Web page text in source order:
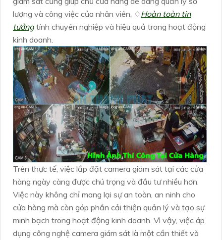
lượng và công việc của nhân viên, ♢Hoàn toàn tin
tưởngtính chuyên nghiệp và hiệu quả trong hoạt động
kinh doanh.
Trên thực tế, việc lắp đặt camera giám sát tại các cửa
hàng ngày càng được chú trọng và đầu tư nhiều hơn.
Việc này không chỉ mang lại sự an toàn, an ninh cho
cửa hàng mà còn góp phần cải thiện quản lý và tạo sự
minh bạch trong hoạt động kinh doanh. Vì vậy, việc áp
dụng công nghệ camera giám sát là một cần thiết và